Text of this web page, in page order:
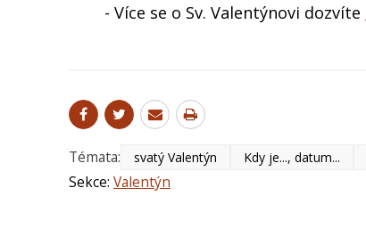
- Více se o Sv. Valentýnovi dozvíte
Témata: svatý Valentýn Kdy je..., datum...
Sekce: Valentýn